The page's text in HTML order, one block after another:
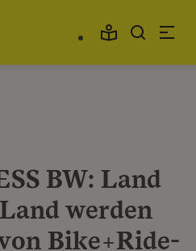
BW: Land
werden
Bike+Ride-